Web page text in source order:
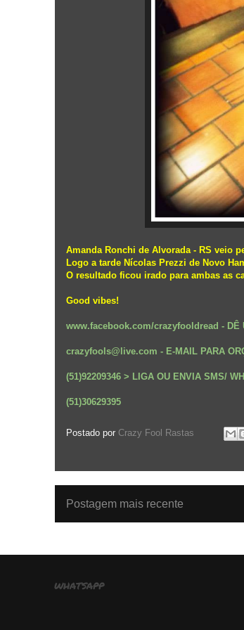
Amanda Ronchi de Alvorada - RS veio
Logo a tarde Nícolas Prezzi de Novo
O resultado ficou irado para ambas as
Good vibes!
www.facebook.com/crazyfooldread - DÊ
crazyfools@live.com - E-MAIL PARA
(51)92209346 > LIGA OU ENVIA SMS/
(51)30629395
Postado por Crazy Fool Rastas
Postagem mais recente
whatsapp